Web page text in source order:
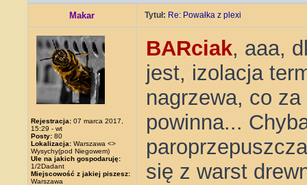
Makar Tytuł: Re: Powałka z plexi
Rejestracja: 07 marca 2017,
15:29 - wt
Posty: 80
Lokalizacja: Warszawa <>
Wysychy(pod Niegowem)
Ule na jakich gospodaruję:
1/2Dadant
Miejscowość z jakiej piszesz:
Warszawa
BARciak, aaa,
jest, izolacja
nagrzewa, co
powinna...
się z warst